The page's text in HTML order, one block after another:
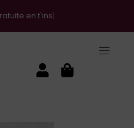
à la newsletter !